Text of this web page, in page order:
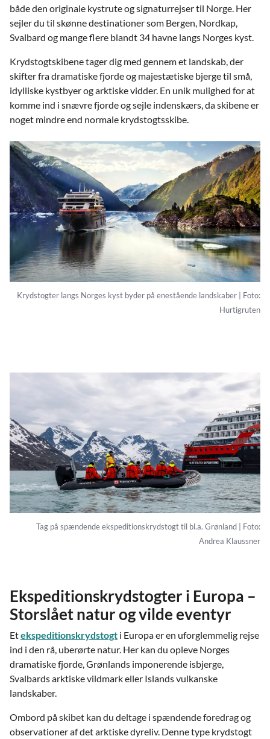
både den originale kystrute og signaturrejser til Norge. Her
sejler du til skønne destinationer som Bergen, Nordkap,
Svalbard og mange flere blandt 34 havne langs Norges kyst.
Krydstogtskibene tager dig med gennem et landskab, der
skifter fra dramatiske fjorde og majestætiske bjerge til små,
idylliske kystbyer og arktiske vidder. En unik mulighed for at
komme ind i snævre fjorde og sejle indenskærs, da skibene er
noget mindre end normale krydstogtsskibe.
Krydstogter langs Norges kyst byder på enestående landskaber | Foto:
Hurtigruten
Tag på spændende ekspeditionskrydstogt til bl.a. Grønland | Foto:
Andrea Klaussner
Ekspeditionskrydstogter i Europa –
Storslået natur og vilde eventyr
Etekspeditionskrydstogt i Europa er en uforglemmelig rejse
ind i den rå, uberørte natur. Her kan du opleve Norges
dramatiske fjorde, Grønlands imponerende isbjerge,
Svalbards arktiske vildmark eller Islands vulkanske
landskaber.
Ombord på skibet kan du deltage i spændende foredrag og
observationer af det arktiske dyreliv. Denne type krydstogt